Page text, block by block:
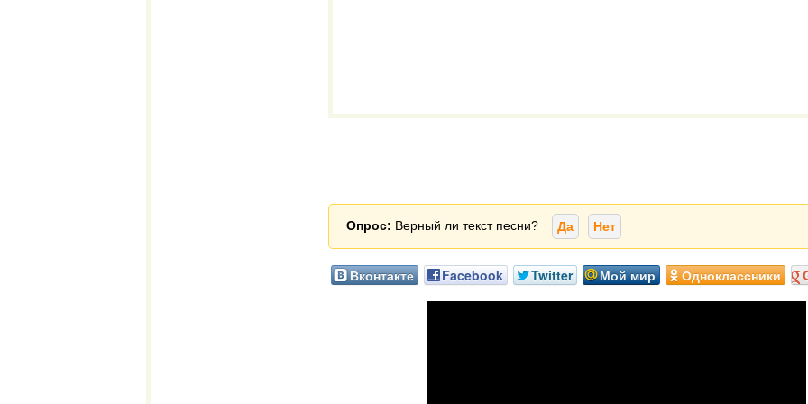
Опрос: Верный ли текст песни? Да Нет
Вконтакте Facebook Twitter Мой мир Одноклассники